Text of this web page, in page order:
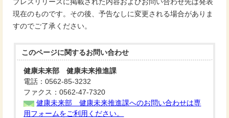
プレスリリースに掲載された内容およびお問い合わせ先は発表
現在のものです。その後、予告なしに変更される場合がありま
すのでご了承ください。
このページに関するお問い合わせ
健康未来部 健康未来推進課
電話：0562-85-3232
ファクス：0562-47-7320
健康未来部 健康未来推進課へのお問い合わせは専
用フォームをご利用ください。